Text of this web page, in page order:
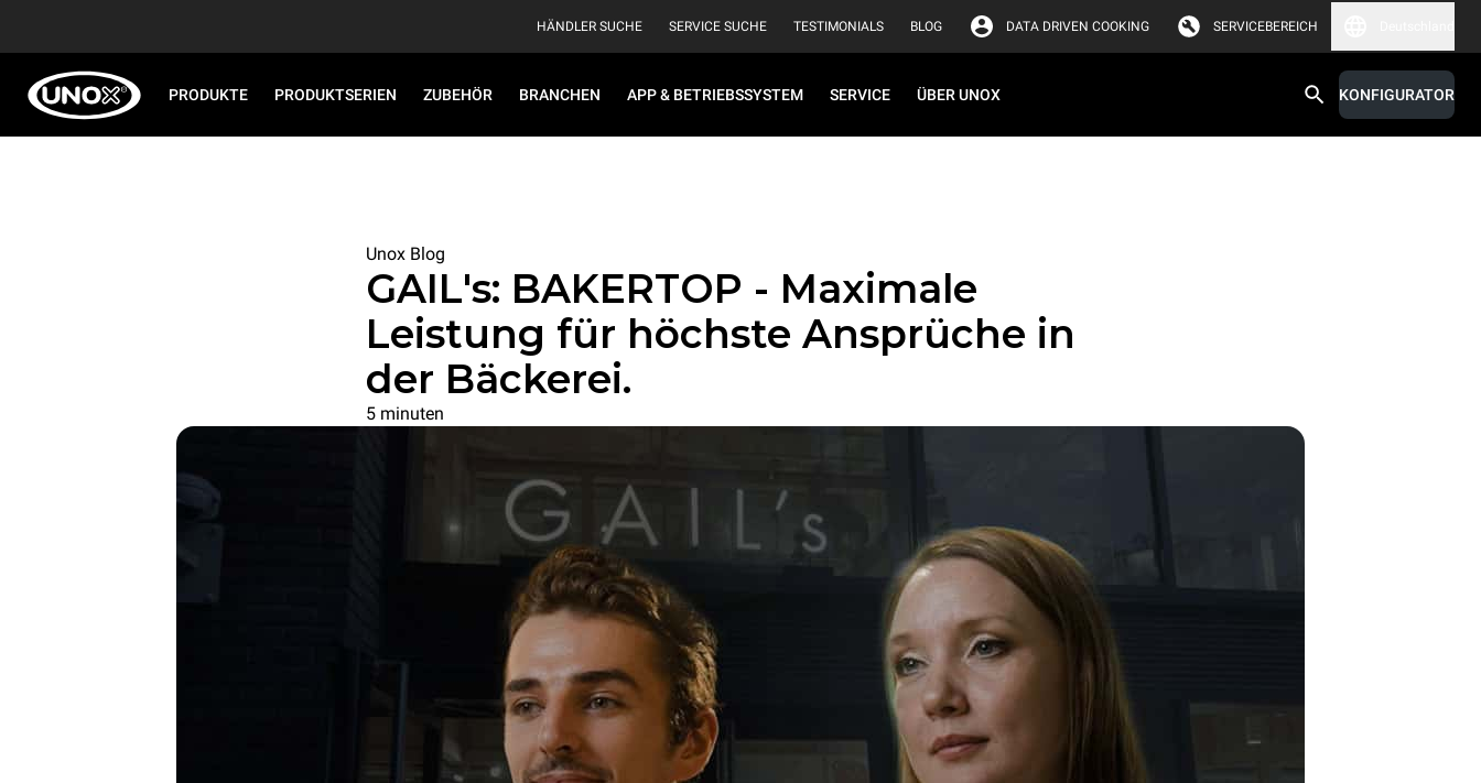
HÄNDLER SUCHE SERVICE SUCHE TESTIMONIALS BLOG DATA DRIVEN COOKING SERVICEBEREICH
PRODUKTE PRODUKTSERIEN ZUBEHÖR BRANCHEN APP & BETRIEBSSYSTEM SERVICE ÜBER UNOX KONFIGURATOR
Unox Blog
GAIL's: BAKERTOP - Maximale
Leistung für höchste Ansprüche in
der Bäckerei.
5 minuten